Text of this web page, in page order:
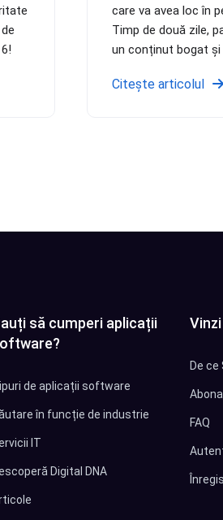
care va avea loc în
Timp de două zile,
un conținut bogat și
Citește articolul
să cumperi aplicații
de aplicații software
în funcție de industrie
IT
Digital DNA
De ce
FAQ